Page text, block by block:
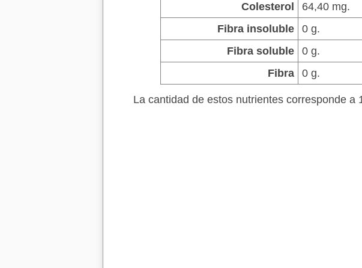
Colesterol
64,40 mg.
Fibra insoluble
0 g.
Fibra soluble
0 g.
Fibra
0 g.
La cantidad de estos nutrientes corresponde a